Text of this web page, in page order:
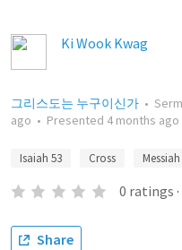
Ki Wook Kwag
그리스도는 누구이신가 •
ago • Presented 4 months ago
Isaiah 53 Cross Messiah
0 ratings ·
Share